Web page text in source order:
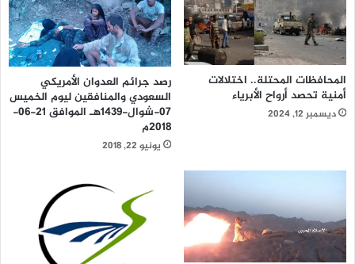
المحافظات المحتلة.. اختلالات
أمنية تحصد أرواح الأبرياء
ديسمبر 12, 2024
رصد جرائم العدوان الأمريكي
السعودي والمنافقين ليوم الخميس
07-شوال-1439هـ الموافق 21-06-
2018م
يونيو 22, 2018